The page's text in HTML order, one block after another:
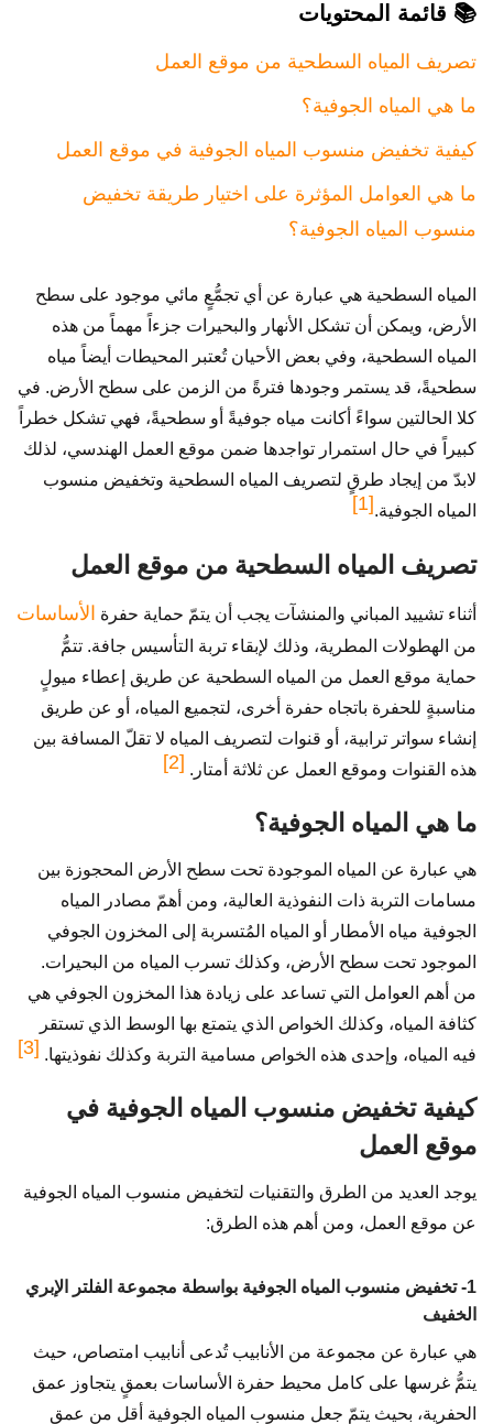
📚 قائمة المحتويات
تصريف المياه السطحية من موقع العمل
ما هي المياه الجوفية؟
كيفية تخفيض منسوب المياه الجوفية في موقع العمل
ما هي العوامل المؤثرة على اختيار طريقة تخفيض
منسوب المياه الجوفية؟
المياه السطحية هي عبارة عن أي تجمُّعٍ مائي موجود على سطح
الأرض، ويمكن أن تشكل الأنهار والبحيرات جزءاً مهماً من هذه
المياه السطحية، وفي بعض الأحيان تُعتبر المحيطات أيضاً مياه
سطحيةً، قد يستمر وجودها فترةً من الزمن على سطح الأرض. في
كلا الحالتين سواءً أكانت مياه جوفيةً أو سطحيةً، فهي تشكل خطراً
كبيراً في حال استمرار تواجدها ضمن موقع العمل الهندسي، لذلك
لابدّ من إيجاد طرقٍ لتصريف المياه السطحية وتخفيض منسوب
المياه الجوفية.[1]
تصريف المياه السطحية من موقع العمل
أثناء تشييد المباني والمنشآت يجب أن يتمّ حماية حفرة الأساسات
من الهطولات المطرية، وذلك لإبقاء تربة التأسيس جافة. تتمُّ
حماية موقع العمل من المياه السطحية عن طريق إعطاء ميولٍ
مناسبةٍ للحفرة باتجاه حفرة أخرى، لتجميع المياه، أو عن طريق
إنشاء سواتر ترابية، أو قنوات لتصريف المياه لا تقلّ المسافة بين
هذه القنوات وموقع العمل عن ثلاثة أمتار. [2]
ما هي المياه الجوفية؟
هي عبارة عن المياه الموجودة تحت سطح الأرض المحجوزة بين
مسامات التربة ذات النفوذية العالية، ومن أهمّ مصادر المياه
الجوفية مياه الأمطار أو المياه المُتسربة إلى المخزون الجوفي
الموجود تحت سطح الأرض، وكذلك تسرب المياه من البحيرات.
من أهم العوامل التي تساعد على زيادة هذا المخزون الجوفي هي
كثافة المياه، وكذلك الخواص الذي يتمتع بها الوسط الذي تستقر
فيه المياه، وإحدى هذه الخواص مسامية التربة وكذلك نفوذيتها. [3]
كيفية تخفيض منسوب المياه الجوفية في
موقع العمل
يوجد العديد من الطرق والتقنيات لتخفيض منسوب المياه الجوفية
عن موقع العمل، ومن أهم هذه الطرق:
1- تخفيض منسوب المياه الجوفية بواسطة مجموعة الفلتر الإبري
الخفيف
هي عبارة عن مجموعة من الأنابيب تُدعى أنابيب امتصاص، حيث
يتمُّ غرسها على كامل محيط حفرة الأساسات بعمقٍ يتجاوز عمق
الحفرية، بحيث يتمّ جعل منسوب المياه الجوفية أقل من عمق